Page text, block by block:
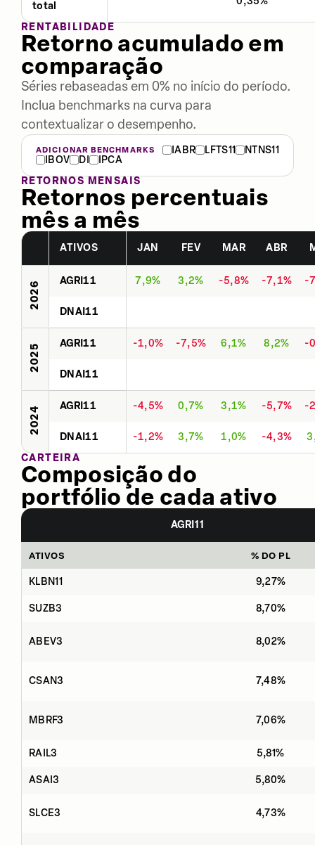
total
RENTABILIDADE
Retorno acumulado em
comparação
Séries rebaseadas em 0% no início do período.
Inclua benchmarks na curva para
contextualizar o desempenho.
ADICIONAR BENCHMARKS IABR LFTS11
NTNS11
IBOV
DI
IPCA
RETORNOS MENSAIS
Retornos percentuais
mês a mês
ATIVOS JAN FEV MAR ABR
2026 AGRI11 7,9% 3,2% -5,8% -7,1% -
DNAI11
2025 AGRI11 -1,0% -7,5% 6,1% 8,2% -
DNAI11
2024 AGRI11 -4,5% 0,7% 3,1% -5,7% -
DNAI11 -1,2% 3,7% 1,0% -4,3%
CARTEIRA
Composição do
portfólio de cada ativo
AGRI11
ATIVOS % DO PL
KLBN11 9,27%
SUZB3 8,70%
ABEV3 8,02%
CSAN3 7,48%
MBRF3 7,06%
RAIL3 5,81%
ASAI3 5,80%
SLCE3 4,73%